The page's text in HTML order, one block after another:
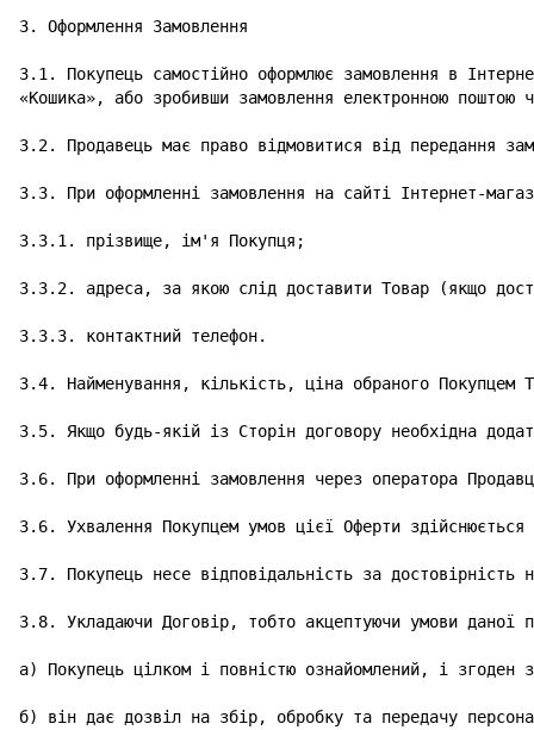
3. Оформлення Замовлення
3.1. Покупець самостійно оформлює замовлення в
«Кошика», або зробивши замовлення електронною
3.2. Продавець має право відмовитися від передання
3.3. При оформленні замовлення на сайті Інтернет-
3.3.1. прізвище, ім'я Покупця;
3.3.2. адреса, за якою слід доставити Товар (якщо
3.3.3. контактний телефон.
3.4. Найменування, кількість, ціна обраного Покупцем
3.5. Якщо будь-якій із Сторін договору необхідна
3.6. При оформленні замовлення через оператора
3.6. Ухвалення Покупцем умов цієї Оферти
3.7. Покупець несе відповідальність за достовірність
3.8. Укладаючи Договір, тобто акцептуючи умови даної
а) Покупець цілком і повністю ознайомлений, і згоден
б) він дає дозвіл на збір, обробку та передачу